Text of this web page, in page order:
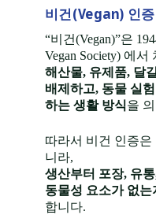
비건(Vegan) 인
“비건(Vegan)”은
Vegan Society) 에
해산물, 유제품, 달
배제하고, 동물 실
하는 생활 방식을
따라서 비건 인증
니라,
생산부터 포장, 유
동물성 요소가 없는
합니다.